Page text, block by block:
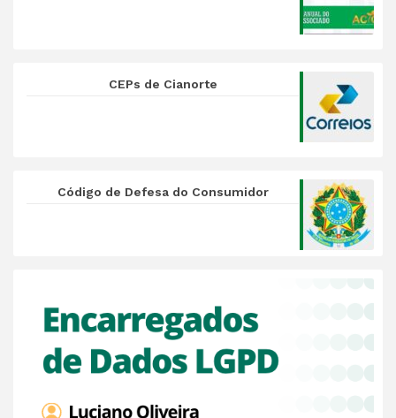
CEPs de Cianorte
Código de Defesa do Consumidor